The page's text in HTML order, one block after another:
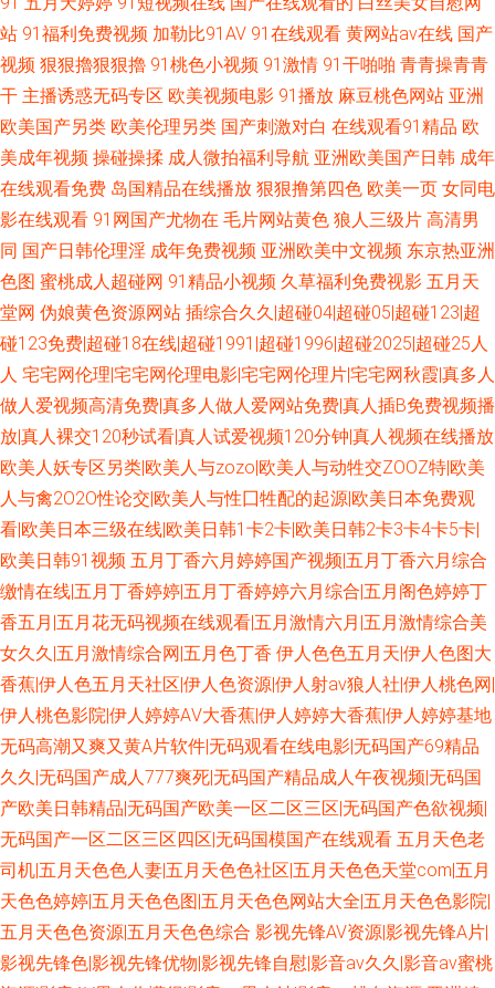
站 91福利免费视频 加勒比91AV 91在线观看 黄网站av在线 国产
视频 狠狠擼狠狠擼 91桃色小视频 91激情 91干啪啪 青青操青青
干 主播诱惑无码专区 欧美视频电影 91播放 麻豆桃色网站 亚洲
欧美国产另类 欧美伦理另类 国产刺激对白 在线观看91精品 欧
美成年视频 操碰操揉 成人微拍福利导航 亚洲欧美国产日韩 成年
在线观看免费 岛国精品在线播放 狠狠撸第四色 欧美一页 女同电
影在线观看 91网国产尤物在 毛片网站黄色 狼人三级片 高清男
同 国产日韩伦理淫 成年免费视频 亚洲欧美中文视频 东京热亚洲
色图 蜜桃成人超碰网 91精品小视频 久草福利免费视影 五月天
堂网 伪娘黄色资源网站 插综合久久|超碰04|超碰05|超碰123|超
碰123免费|超碰18在线|超碰1991|超碰1996|超碰2025|超碰25人
人 宅宅网伦理|宅宅网伦理电影|宅宅网伦理片|宅宅网秋霞|真多人
做人爱视频高清免费|真多人做人爱网站免费|真人插B免费视频播
放|真人裸交120秒试看|真人试爱视频120分钟|真人视频在线播放
欧美人妖专区另类|欧美人与zozo|欧美人与动牲交ZOOZ特|欧美
人与禽2O2O性论交|欧美人与性囗牲配的起源|欧美日本免费观
看|欧美日本三级在线|欧美日韩1卡2卡|欧美日韩2卡3卡4卡5卡|
欧美日韩91视频 五月丁香六月婷婷国产视频|五月丁香六月综合
缴情在线|五月丁香婷婷|五月丁香婷婷六月综合|五月阁色婷婷丁
香五月|五月花无码视频在线观看|五月激情六月|五月激情综合美
女久久|五月激情综合网|五月色丁香 伊人色色五月天|伊人色图大
香蕉|伊人色五月天社区|伊人色资源|伊人射av狼人社|伊人桃色网|
伊人桃色影院|伊人婷婷AⅤ大香蕉|伊人婷婷大香蕉|伊人婷婷基地
无码高潮又爽又黄A片软件|无码观看在线电影|无码国产69精品
久久|无码国产成人777爽死|无码国产精品成人午夜视频|无码国
产欧美日韩精品|无码国产欧美一区二区三区|无码国产色欲视频|
无码国产一区二区三区四区|无码国模国产在线观看 五月天色老
司机|五月天色色人妻|五月天色色社区|五月天色色天堂com|五月
天色色婷婷|五月天色色图|五月天色色网站大全|五月天色色影院|
五月天色色资源|五月天色色综合 影视先锋AV资源|影视先锋A片|
影视先锋色|影视先锋优物|影视先锋自慰|影音av久久|影音av蜜桃